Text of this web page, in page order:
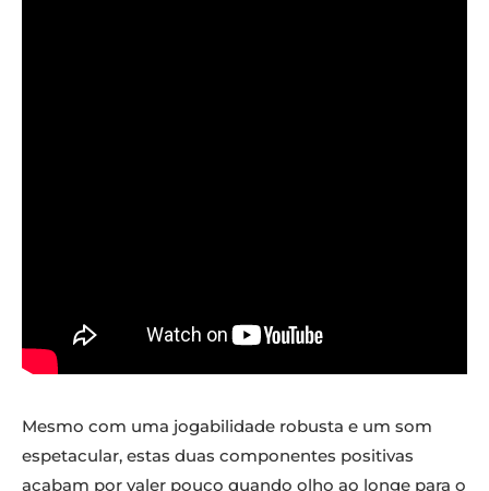
Mesmo com uma jogabilidade robusta e um som
espetacular, estas duas componentes positivas
acabam por valer pouco quando olho ao longe para o